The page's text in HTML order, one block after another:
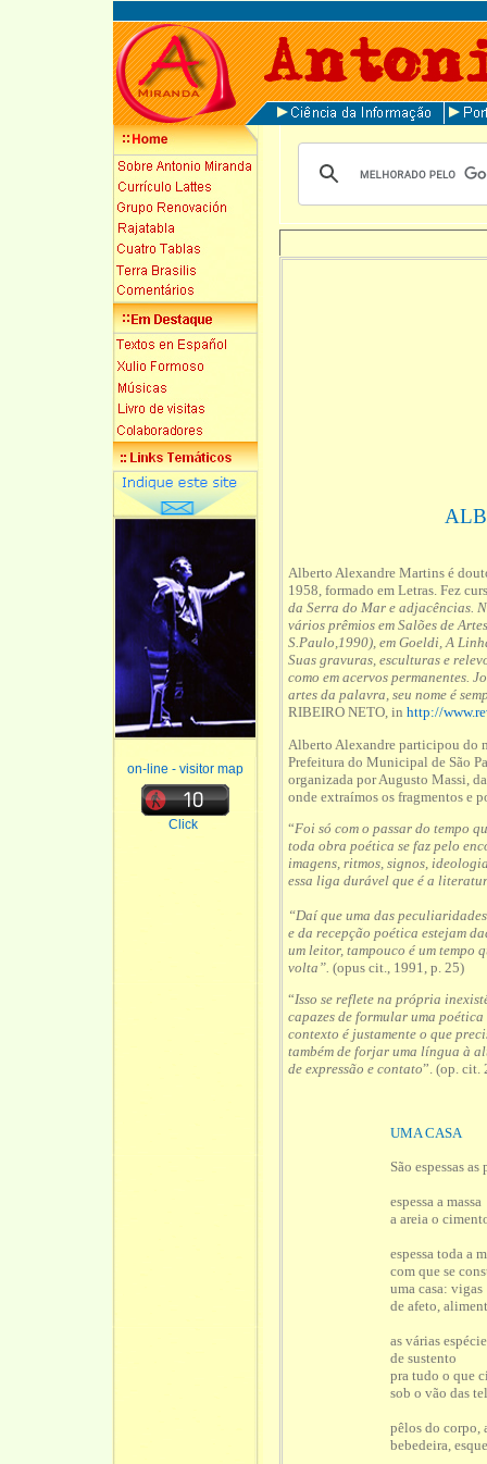
on-line - visitor map
Click
Alberto Alexandre Martins é
1958, formado em Letras. Fez
da Serra do Mar e adjacências.
vários prêmios em Salões de
S.Paulo,1990), em Goeldi, A
Suas gravuras, esculturas e
como em acervos permanentes.
artes da palavra, seu nome é
RIBEIRO NETO, in http://
Alberto Alexandre participou do
Prefeitura do Municipal de São
organizada por Augusto Massi,
onde extraímos os fragmentos e
“Foi só com o passar do tempo
toda obra poética se faz pelo
imagens, ritmos, signos,
essa liga durável que é a
“Daí que uma das
e da recepção poética estejam
um leitor, tampouco é um tempo
volta”. (opus cit., 1991, p. 25)
“Isso se reflete na própria
capazes de formular uma
contexto é justamente o que
também de forjar uma língua à
de expressão e contato”. (op. cit.
UMA CASA
São espessas as
espessa a massa
a areia o
espessa toda a
com que se
uma casa: vigas
de afeto,
as várias
de sustento
pra tudo o que
sob o vão das
pêlos do corpo,
bebedeira,